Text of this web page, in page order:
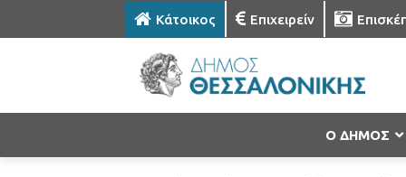
Κάτοικος Επιχειρείν
Ο ΔΗΜΟΣ